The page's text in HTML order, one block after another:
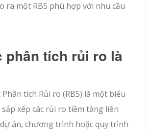
ra một RBS phù hợp với nhu cầu
phân tích rủi ro là
tích Rủi ro (RBS) là một biểu
xếp các rủi ro tiềm tàng liên
án, chương trình hoặc quy trình